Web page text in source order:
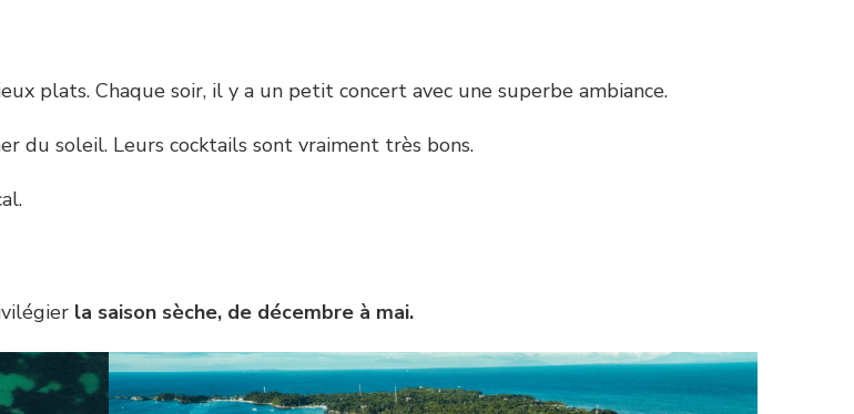
plats. Chaque soir, il y a un petit concert avec une superbe ambiance.
du soleil. Leurs cocktails sont vraiment très bons.
la saison sèche, de décembre à mai.